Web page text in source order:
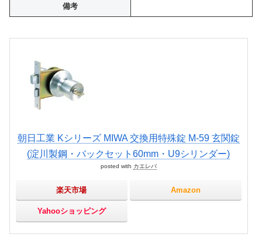
備考
朝日工業 Kシリーズ MIWA 交換用特殊錠 M-59 玄関錠
(淀川製鋼・バックセット60mm・U9シリンダー)
posted with カエレバ
楽天市場 Amazon
Yahooショッピング